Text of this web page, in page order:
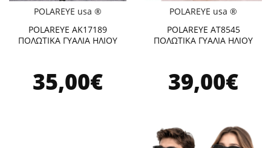
POLAREYE usa ®
POLAREYE AK17189
ΠΟΛΩΤΙΚΑ ΓΥΑΛΙΑ ΗΛΙΟΥ
35,00€
POLAREYE usa ®
POLAREYE AT8545
ΠΟΛΩΤΙΚΑ ΓΥΑΛΙΑ ΗΛΙΟΥ
39,00€